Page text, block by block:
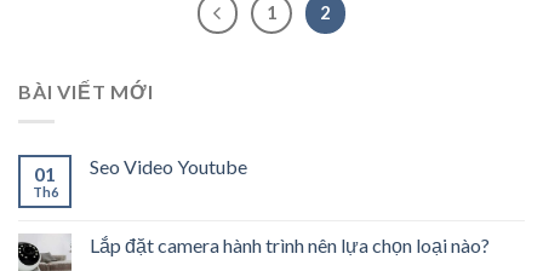
1 2
BÀI VIẾT MỚI
01
Th6
Seo Video Youtube
Lắp đặt camera hành trình nên lựa chọn loại nào?